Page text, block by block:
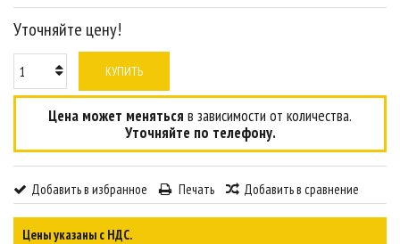
Уточняйте цену!
КУПИТЬ
Цена может меняться в зависимости от количества.
Уточняйте по телефону.
Добавить в избранное Печать Добавить в сравнение
Цены указаны с НДС.